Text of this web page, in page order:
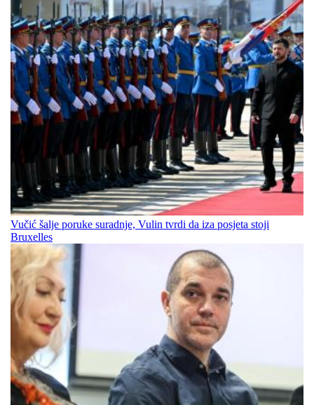
Vučić šalje poruke suradnje, Vulin tvrdi da iza posjeta stoji
Bruxelles